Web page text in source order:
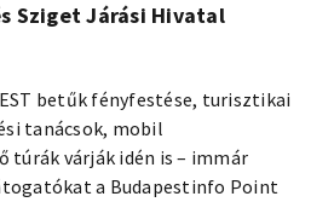
Sziget Járási Hivatal
betűk fényfestése, turisztikai
tanácsok, mobil
túrák várják idén is – immár
a Budapestinfo Point